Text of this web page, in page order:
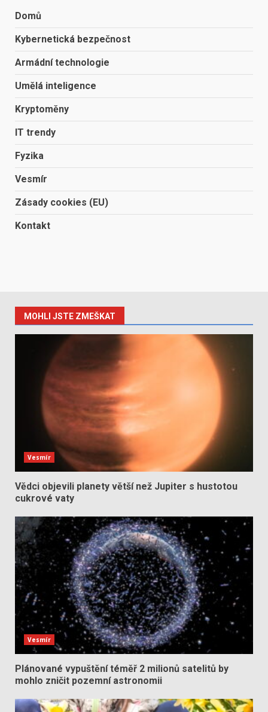
Domů
Kybernetická bezpečnost
Armádní technologie
Umělá inteligence
Kryptoměny
IT trendy
Fyzika
Vesmír
Zásady cookies (EU)
Kontakt
MOHLI JSTE ZMEŠKAT
Vesmír
Vědci objevili planety větší než Jupiter s hustotou
cukrové vaty
Vesmír
Plánované vypuštění téměř 2 milionů satelitů by
mohlo zničit pozemní astronomii